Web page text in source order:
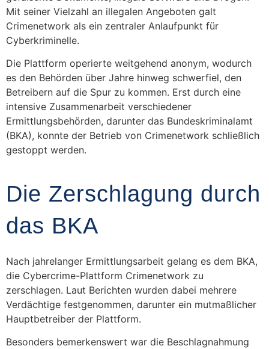
Mit seiner Vielzahl an illegalen Angeboten galt
Crimenetwork als ein zentraler Anlaufpunkt für
Cyberkriminelle.
Die Plattform operierte weitgehend anonym, wodurch
es den Behörden über Jahre hinweg schwerfiel, den
Betreibern auf die Spur zu kommen. Erst durch eine
intensive Zusammenarbeit verschiedener
Ermittlungsbehörden, darunter das Bundeskriminalamt
(BKA), konnte der Betrieb von Crimenetwork schließlich
gestoppt werden.
Die Zerschlagung durch
das BKA
Nach jahrelanger Ermittlungsarbeit gelang es dem BKA,
die Cybercrime-Plattform Crimenetwork zu
zerschlagen. Laut Berichten wurden dabei mehrere
Verdächtige festgenommen, darunter ein mutmaßlicher
Hauptbetreiber der Plattform.
Besonders bemerkenswert war die Beschlagnahmung